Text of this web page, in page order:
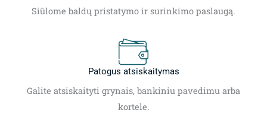
Siūlome baldų pristatymo ir surinkimo paslaugą.
Patogus atsiskaitymas
Galite atsiskaityti grynais, bankiniu pavedimu arba
kortele.